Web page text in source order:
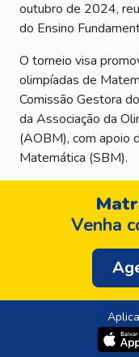
outubro de 2024,
do Ensino
O torneio visa
olimpíadas de
Comissão Gestora
da Associação da
(AOBM), com apoio
Matemática (SBM).
Venha